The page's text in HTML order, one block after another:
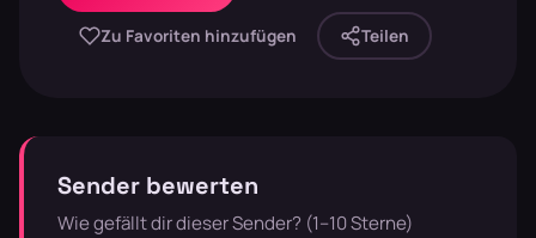
Zu Favoriten hinzufügen Teilen
Sender bewerten
Wie gefällt dir dieser Sender? (1–10 Sterne)